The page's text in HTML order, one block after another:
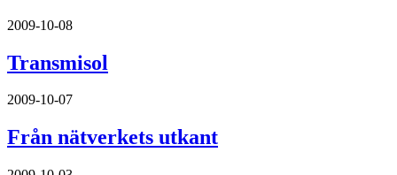
2009-10-08
Transmisol
2009-10-07
Från nätverkets utkant